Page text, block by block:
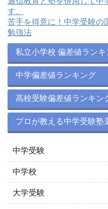
す。
苦手を得意に！中学受験の
勉強法
私立小学校 偏差値ランキ
中学偏差値ランキング
高校受験偏差値ランキン
プロが教える中学受験塾
中学受験
中学校
大学受験